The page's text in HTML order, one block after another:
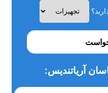
آریاتندیس: